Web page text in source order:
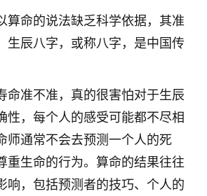
算命的说法缺乏科学依据，其准
生辰八字，或称八字，是中国传
命准不准，真的很害怕对于生辰
性，每个人的感受可能都不尽相
师通常不会去预测一个人的死
重生命的行为。算命的结果往往
响，包括预测者的技巧、个人的
升职加薪！！，请客吗？�
京 32
总是病病殃殃的，去检查又没什么大
不舒服。中医西医看遍了，找不到问
看到有人推荐慧来老师，跟老师聊过
开朗，也听老师建议，处理了一些因
来，身体比以前好多，主要是心情好
心转，现在深有体会了。